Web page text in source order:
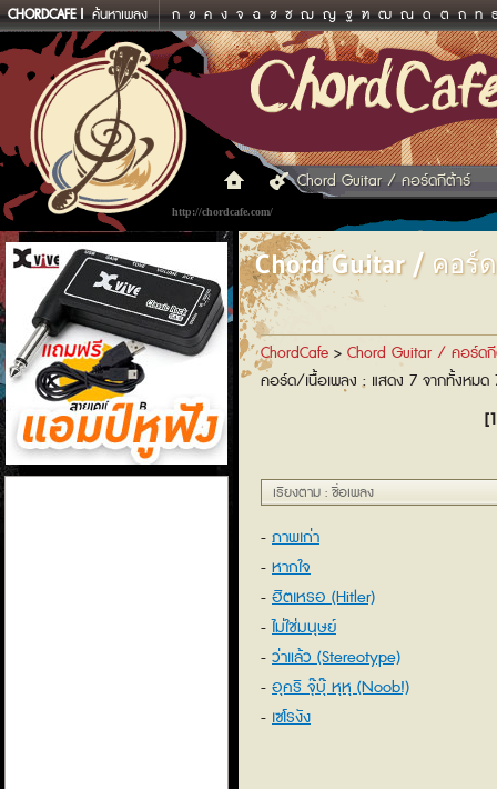
CHORDCAFE ค้นหาเพลง ก ข ค ง จ ฉ ช ซ ฌ ญ ฐ ฑ ฒ ณ ด ต ถ ท
http://chordcafe.com/
Chord Guitar / คอร์ดกีต้าร์
แอมป์หูฟัง
Chord Guitar / คอร์
ChordCafe > Chord Guitar / คอร์ด
คอร์ด/เนื้อเพลง : แสดง 7 จากทั้งหมด
เรียงตาม : ชื่อเพลง
ภาพเก่า
หากใจ
ฮิตเหรอ (Hitler)
ไม่ใช่มนุษย์
ว่าแล้ว (Stereotype)
อุคริ จุ๊บุ๊ หุหุ (Noob!)
เซโรงัง